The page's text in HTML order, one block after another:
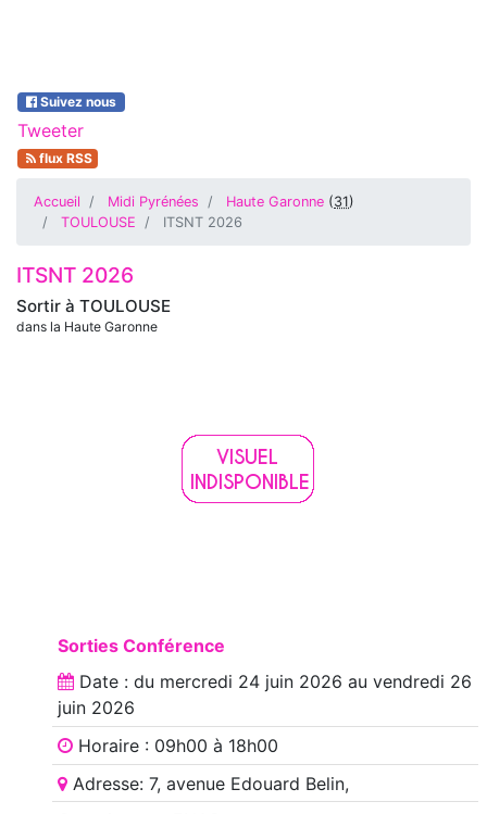
Suivez nous
Tweeter
flux RSS
Accueil Midi Pyrénées Haute Garonne (31)
TOULOUSE
ITSNT 2026
Sortir à TOULOUSE
dans la Haute Garonne
ITSNT 2026
Sorties Conférence
Date : du mercredi 24 juin 2026 au vendredi 26
juin 2026
Horaire : 09h00 à 18h00
Adresse: 7, avenue Edouard Belin,